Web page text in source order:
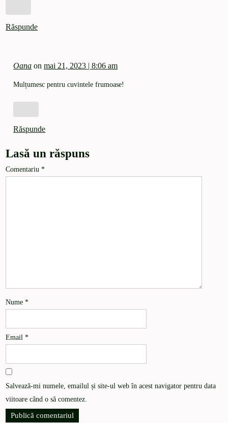
Răspunde
Oana onmai 21, 2023 | 8:06 am
Mulțumesc pentru cuvintele frumoase!
Răspunde
Lasă un răspuns
Comentariu*
Nume*
Email*
Salvează-mi numele, emailul și site-ul web în acest navigator pentru data
viitoare când o să comentez.